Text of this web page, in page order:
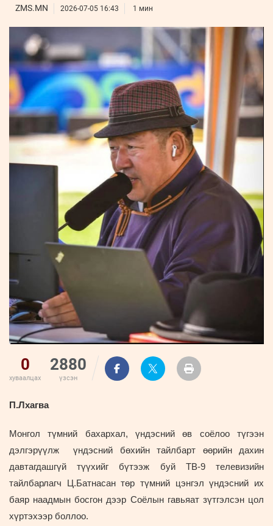
Бүртгүүлэх
Нэвтрэх
Бизнес
forum
ФОТО
ТӨВ
ZUUNII
MEDEE
WEEKLY
ZMS.MN 2026-07-05 16:43 1 мин
0
хуваалцах
2880
үзсэн
П.Лхагва
Монгол түмний бахархал, үндэсний өв соёлоо түгээн
дэлгэрүүлж үндэсний бөхийн тайлбарт өөрийн дахин
давтагдашгүй түүхийг бүтээж буй ТВ-9 телевизийн
тайлбарлагч Ц.Батнасан төр түмний цэнгэл үндэсний их
баяр наадмын босгон дээр Соёлын гавьяат зүтгэлсэн цол
хүртэхээр боллоо.